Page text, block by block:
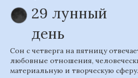
29 лунный
день
Сон с четверга на пятницу
любовные отношения,
материальную и творческую